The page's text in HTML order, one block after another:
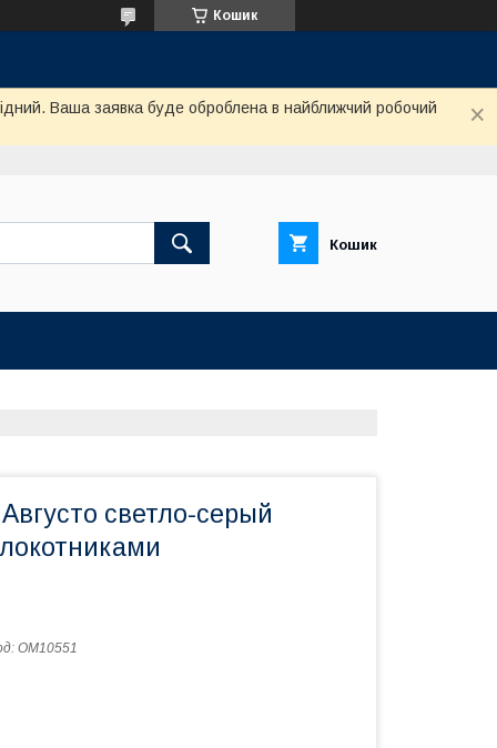
Кошик
Ваша заявка буде оброблена в найближчий робочий
Кошик
светло-серый
ОМ10551